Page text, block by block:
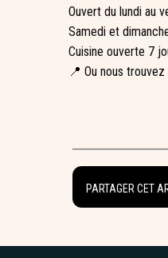
Ouvert du lundi au
Samedi et
Cuisine ouverte 7
📍 Ou nous
PARTAGER CET